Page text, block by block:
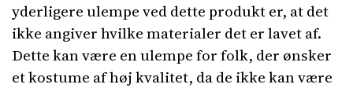
yderligere ulempe ved dette produkt er, at det
ikke angiver hvilke materialer det er lavet af.
Dette kan være en ulempe for folk, der ønsker
et kostume af høj kvalitet, da de ikke kan være